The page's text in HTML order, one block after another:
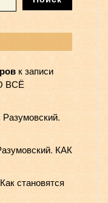
к записи
ВСЁ
КАК
Как становятся